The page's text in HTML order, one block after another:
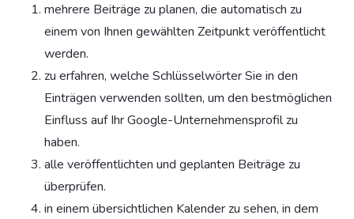
mehrere Beiträge zu planen, die automatisch zu
einem von Ihnen gewählten Zeitpunkt veröffentlicht
werden.
zu erfahren, welche Schlüsselwörter Sie in den
Einträgen verwenden sollten, um den bestmöglichen
Einfluss auf Ihr Google-Unternehmensprofil zu
haben.
alle veröffentlichten und geplanten Beiträge zu
überprüfen.
in einem übersichtlichen Kalender zu sehen, in dem